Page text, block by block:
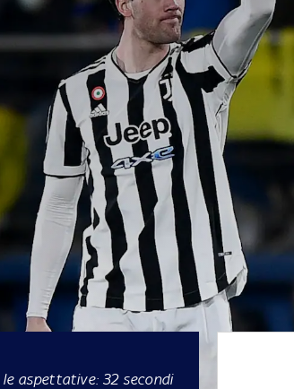
aspettative: 32 secondi